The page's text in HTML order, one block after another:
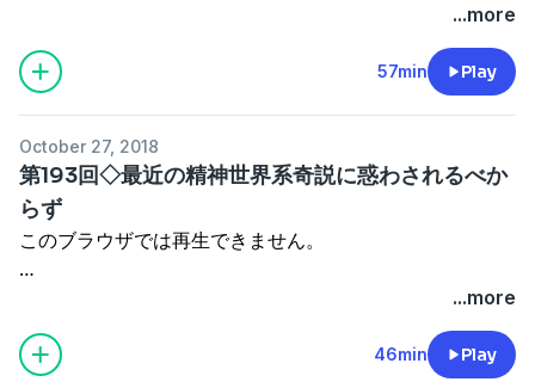
https://www.jtuc-rengo.or.jp/soudan/
大切なのは証拠です。
あなたが、あまり人と話すのが上手で無ければ、なおさ
ら、証拠が重要となります。
良く言われるのは、ボイスレコーダーを使う事です。
非常に有効ではありますが、ボイスレコーダーを使ってい
る事が相手にバレますと、当然、相手は話をしなくなりま
す。
つーか、絶対してね
掲示板「大梵天寺」お気軽に遊びに来て下さい。
http://daibontenji.ebo.jp/
パスワード benten
twitter:
https://twitter.com/kuwatayoshio
私のYouTubeチャンネルです。
よかったら、登録おねがいします。
ページの上のほうから、次の回に順次、進んで行けると思
います。
これはＰＣ表示の話なので、スマホだと、この通りに行く
三か月に一回しか配信されていない時もあります。
第175回と第194回が間違って、「蹴落とし社会を生きる
にはPart2」ではなく、「蹴落とし社会を生きるには」を
使って配信されています。
メール:kuwatayoshio（アットマーク）gmail.com くわ
たよしお（ぽよよ犬）
・梵我一如：解脱し、アートマンがブラフマンと合一する
・安楽座。
・物質世界の一瞬は、霊の世界では数日にもなり得る。
・マントラを無心に唱えればアートマンは神仏と対話して
いる。
・人は人生の迷いを無くす為に宗教団体に入る。
・王（創価学会）仏（公明党）冥合。
・私はれいわ新選組の野原善正さんを応援します、が、し
・くわたよしおはチャンプルー（まぜこぜ）宗教。
・「これが真理である」という書物は存在しない。
オーム真理教も、一部は正しいんです。
でも、大半は間違っていたという事です。
とりあえず、繰り返し観て（聴いて）欲しいという私の動
画です。
https://www.youtube.com/user/kuwatayoshio/videos
蹴落とし社会を生きるには 第1回【分析】人間の性質
http://poyoyoken.seesaa.net/article/96416742.html
な方、札幌か小樽でいらっしゃったらお知らせください。
基本的なレベルのコードやスケールがわかっていて、作
曲が出来て、譜面に起こせるレベル。
プロ活動の有無を問いません。
蹴落とし社会を生きるには 第1回【分析】人間の性質
http://poyoyoken.seesaa.net/article/96416742.html
蹴落とし社会を生きるにはPart2 第145回◇一番わかり
http://poyoyoken2.seesaa.net/article/259968025.html
〇川崎市登戸殺傷事件：２０１９年５月２８日の早朝、岩
崎隆一容疑者に、大人と子ども合わせて１９人が襲われ、
小学６年生の女児と、外務省職員の男性（３９歳）が亡く
自身の首を切り自殺した。
〇アングリマーラ
https://ja.wikipedia.org/wiki/
創価学会ではスローガン的なもの。
常楽我浄は如来の悟りの世界を表すものであ
...more
57min Play
October 27, 2018
第193回◇最近の精神世界系奇説に惑わされるべか
らず
このブラウザでは再生できません。
・輪廻転生からの解脱
...more
46min Play